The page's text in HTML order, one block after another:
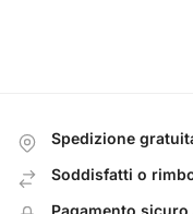
Spedizione
Soddisfatti o
Pagamento sicuro